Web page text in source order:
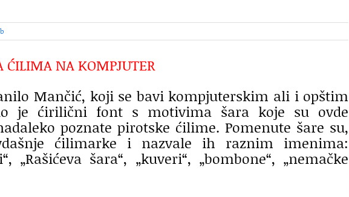
ĆILIMA NA KOMPJUTER
Mančić, koji se bavi kompjuterskim ali i opštim
je ćirilični font s motivima šara koje su ovde
poznate pirotske ćilime. Pomenute šare su,
ćilimarke i nazvale ih raznim imenima:
„Rašićeva šara“, „kuveri“, „bombone“, „nemačke